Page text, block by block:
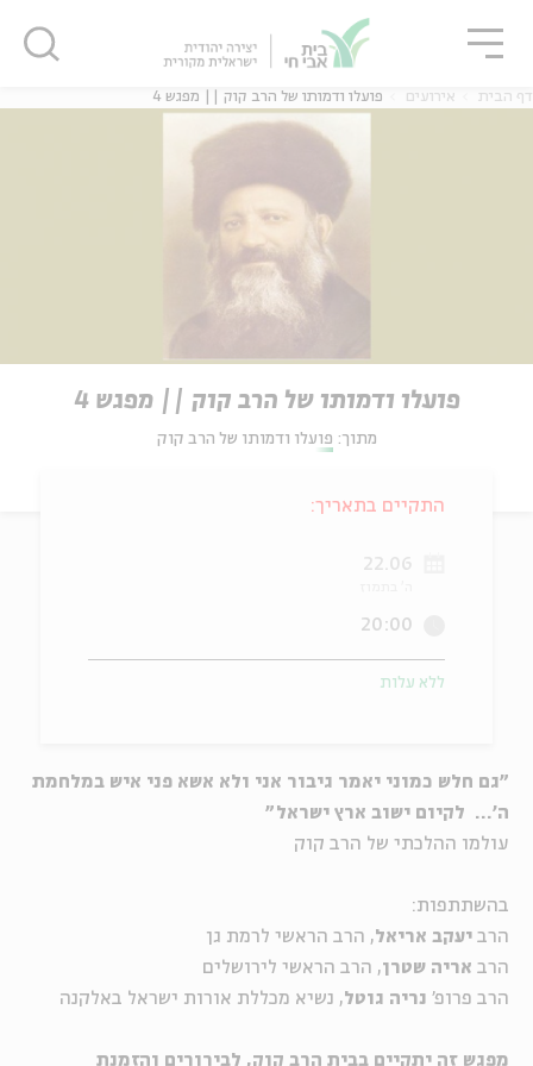
דף הבית אירועים פועלו ודמותו של הרב קוק || מפגש 4
פועלו ודמותו של הרב קוק || מפגש 4
מתוך: פועלו ודמותו של הרב קוק
"גם חלש כמוני יאמר גיבור אני ולא אשא פני איש במלחמת
ה'... לקיום ישוב ארץ ישראל"
עולמו ההלכתי של הרב קוק
בהשתתפות:
הרב יעקב אריאל, הרב הראשי לרמת גן
הרב אריה שטרן, הרב הראשי לירושלים
הרב פרופ' נריה גוטל, נשיא מכללת אורות ישראל באלקנה
מפגש זה יתקיים בבית הרב קוק, לבירורים והזמנת
התקיים בתאריך:
22.06
20:00
ללא עלות
סגור